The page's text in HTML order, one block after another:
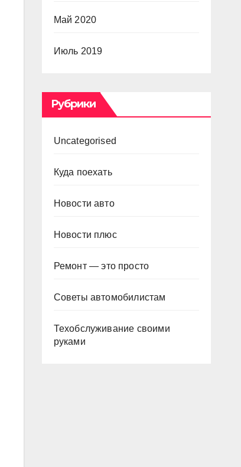
Май 2020
Июль 2019
Рубрики
Uncategorised
Куда поехать
Новости авто
Новости плюс
Ремонт — это просто
Советы автомобилистам
Техобслуживание своими
руками